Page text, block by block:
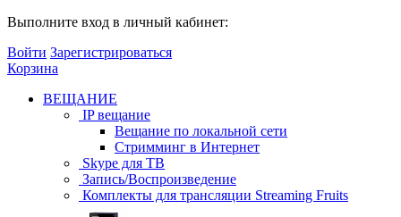
Выполните вход в личный кабинет:
Войти Зарегистрироваться
Корзина
ВЕЩАНИЕ
IP вещание
Вещание по локальной сети
Стримминг в Интернет
Skype для ТВ
Запись/Воспроизведение
Комплекты для трансляции Streaming Fruits